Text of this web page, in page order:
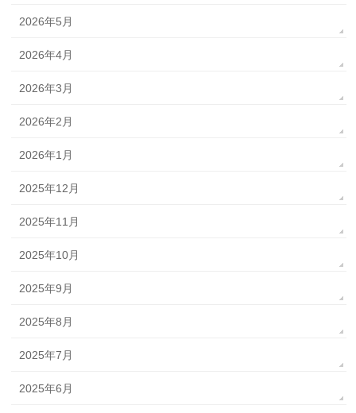
2026年5月
2026年4月
2026年3月
2026年2月
2026年1月
2025年12月
2025年11月
2025年10月
2025年9月
2025年8月
2025年7月
2025年6月